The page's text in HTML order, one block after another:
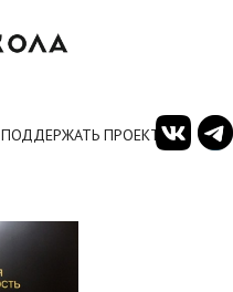
ПОДДЕРЖАТЬ ПРОЕКТ